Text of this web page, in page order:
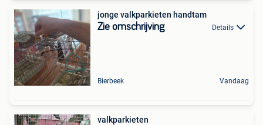
jonge valkparkieten handtam
Zie omschrijving Details
Bierbeek Vandaag
valkparkieten